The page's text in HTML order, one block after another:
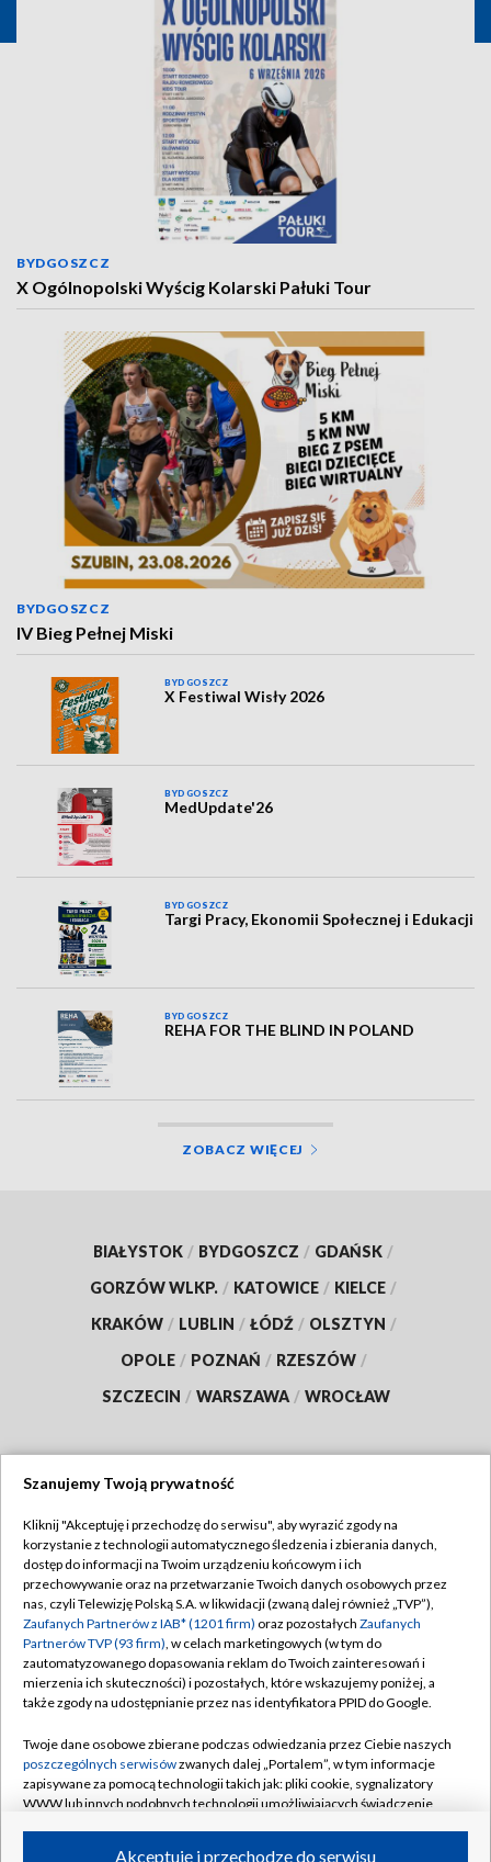
BYDGOSZCZ
X Ogólnopolski Wyścig Kolarski Pałuki Tour
BYDGOSZCZ
IV Bieg Pełnej Miski
BYDGOSZCZ
X Festiwal Wisły 2026
BYDGOSZCZ
MedUpdate'26
BYDGOSZCZ
Targi Pracy, Ekonomii Społecznej i Edukacji
BYDGOSZCZ
REHA FOR THE BLIND IN POLAND
ZOBACZ WIĘCEJ
BIAŁYSTOK / BYDGOSZCZ / GDAŃSK /
GORZÓW WLKP. / KATOWICE / KIELCE /
KRAKÓW / LUBLIN / ŁÓDŹ / OLSZTYN /
OPOLE / POZNAŃ / RZESZÓW /
SZCZECIN / WARSZAWA / WROCŁAW
TVP
Abonament TVP
Emisja w TVP
Centrum informacji TVP
Naziemna Telewizja Cyfrowa
Rada Programowa
System NOS
Informacje o nadawcy
Regulamin TVP
Polityka prywatności
Moje zgody
Pomoc
Kontakt
Kanały
Szanujemy Twoją prywatność
Kliknij "Akceptuję i przechodzę do serwisu", aby wyrazić zgody na
korzystanie z technologii automatycznego śledzenia i zbierania danych,
dostęp do informacji na Twoim urządzeniu końcowym i ich
przechowywanie oraz na przetwarzanie Twoich danych osobowych przez
nas, czyli Telewizję Polską S.A. w likwidacji (zwaną dalej również „TVP”),
Zaufanych Partnerów z IAB* (1201 firm) oraz pozostałych Zaufanych
Partnerów TVP (93 firm), w celach marketingowych (w tym do
zautomatyzowanego dopasowania reklam do Twoich zainteresowań i
mierzenia ich skuteczności) i pozostałych, które wskazujemy poniżej, a
także zgody na udostępnianie przez nas identyfikatora PPID do Google.
Twoje dane osobowe zbierane podczas odwiedzania przez Ciebie naszych
poszczególnych serwisówzwanych dalej „Portalem”, w tym informacje
zapisywane za pomocą technologii takich jak: pliki cookie, sygnalizatory
WWW lub innych podobnych technologii umożliwiających świadczenie
Akceptuję i przechodzę do serwisu